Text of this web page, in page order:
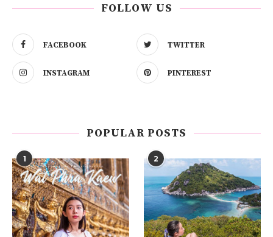
FOLLOW US
FACEBOOK TWITTER
INSTAGRAM PINTEREST
POPULAR POSTS
1 2